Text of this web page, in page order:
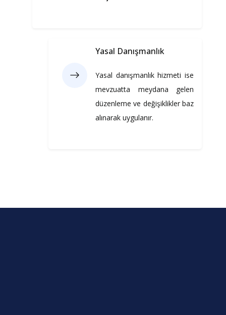
Yasal Danışmanlık
Yasal danışmanlık hizmeti ise
mevzuatta meydana gelen
düzenleme ve değişiklikler baz
alınarak uygulanır.